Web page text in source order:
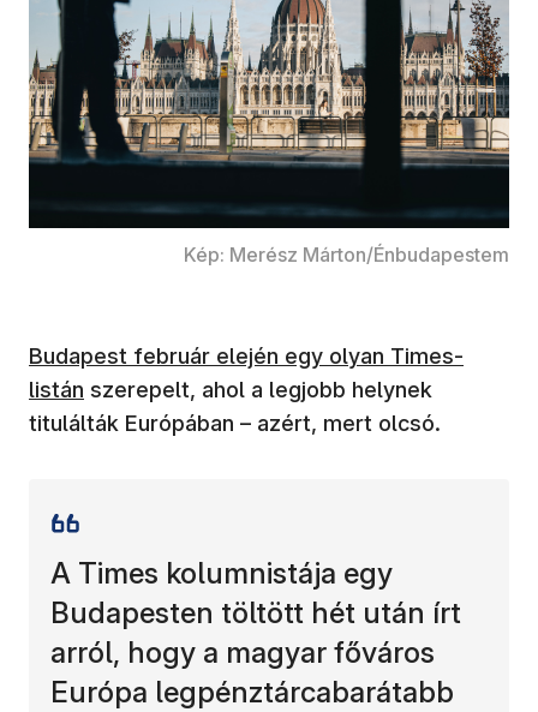
Kép: Merész Márton/Énbudapestem
Budapest február elején egy olyan Times-
listán szerepelt, ahol a legjobb helynek
titulálták Európában – azért, mert olcsó.
A Times kolumnistája egy
Budapesten töltött hét után írt
arról, hogy a magyar főváros
Európa legpénztárcabarátabb